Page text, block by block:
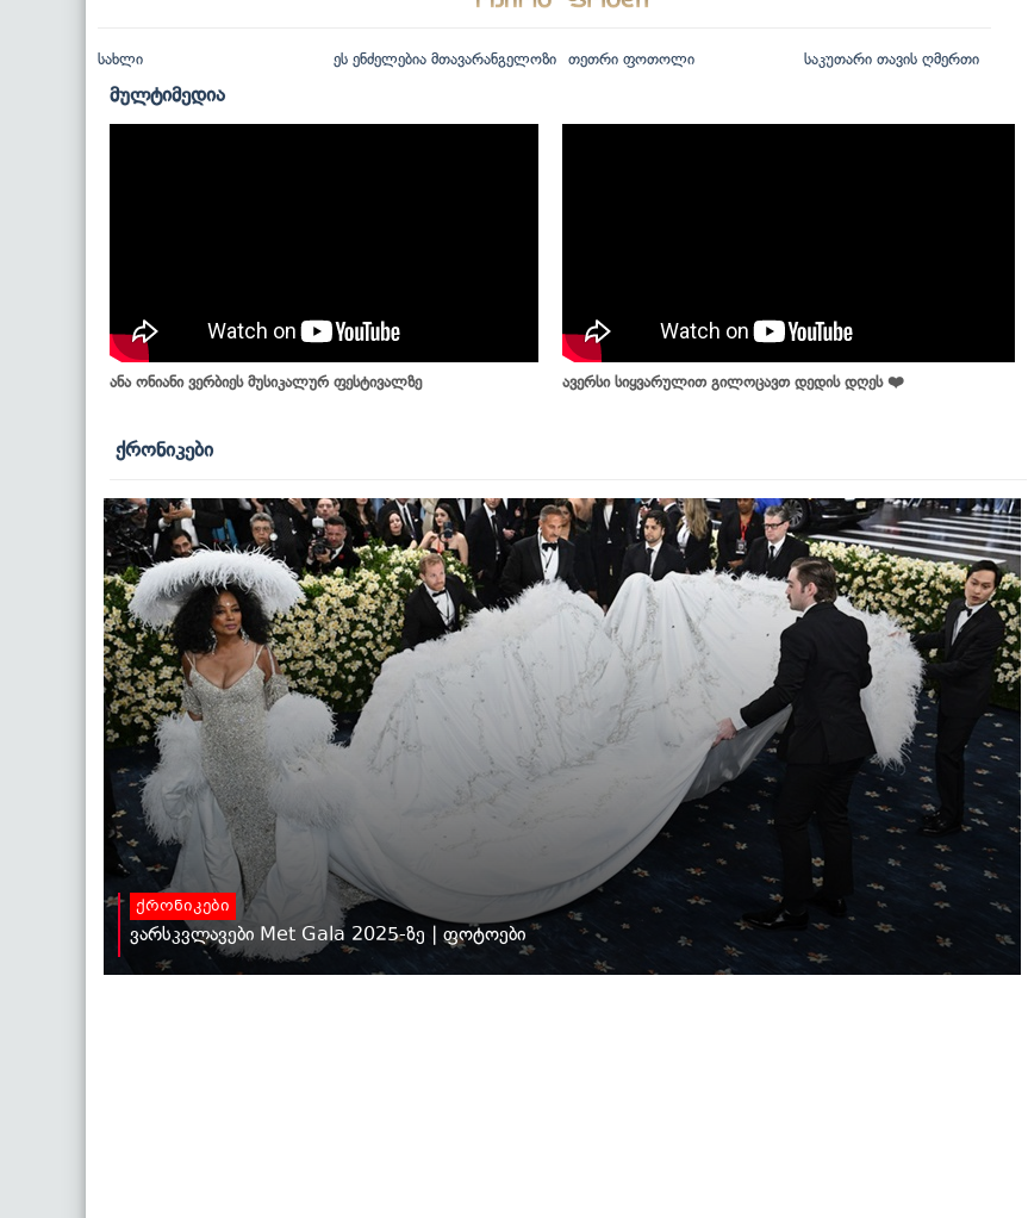
სახლი ეს ენძელებია მთავარანგელოზი თეთრი ფოთოლი საკუთარი თავის ღმერთი
მულტიმედია
ანა ონიანი ვერბიეს მუსიკალურ ფესტივალზე ავერსი სიყვარულით გილოცავთ დედის დღეს ❤️
ქრონიკები
ქრონიკები
ვარსკვლავები Met Gala 2025-ზე | ფოტოები